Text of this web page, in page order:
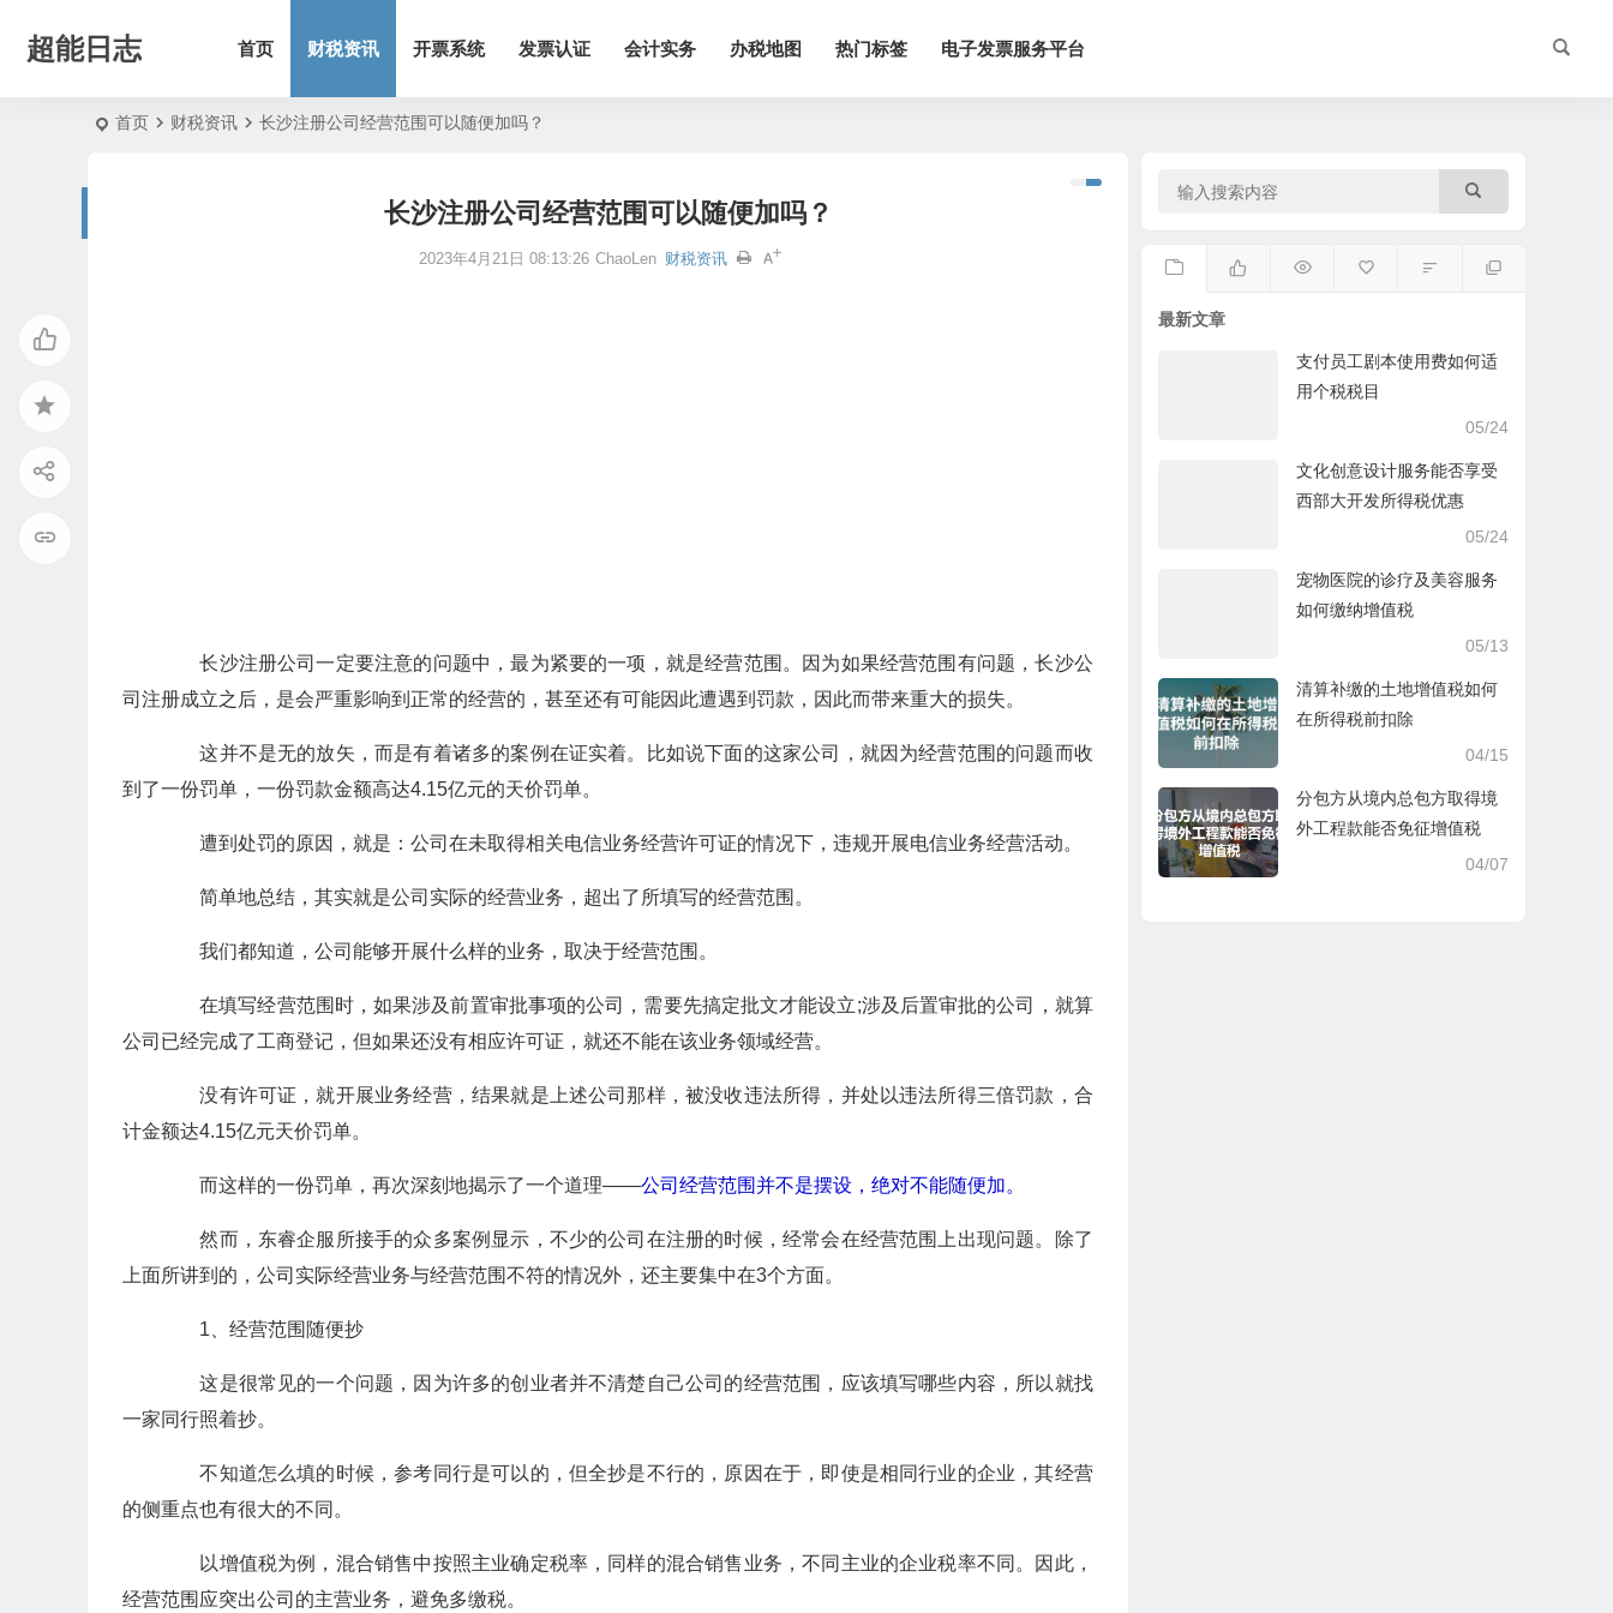
超能日志 首页 财税资讯 开票系统 发票认证 会计实务 办税地图 热门标签 电子发票服务平台
首页 财税资讯 长沙注册公司经营范围可以随便加吗？
长沙注册公司经营范围可以随便加吗？
2023年4月21日 08:13:26 ChaoLen 财税资讯
长沙注册公司一定要注意的问题中，最为紧要的一项，就是经营范围。因为如果经营范围有问题，长沙公
司注册成立之后，是会严重影响到正常的经营的，甚至还有可能因此遭遇到罚款，因此而带来重大的损失。
这并不是无的放矢，而是有着诸多的案例在证实着。比如说下面的这家公司，就因为经营范围的问题而收
到了一份罚单，一份罚款金额高达4.15亿元的天价罚单。
遭到处罚的原因，就是：公司在未取得相关电信业务经营许可证的情况下，违规开展电信业务经营活动。
简单地总结，其实就是公司实际的经营业务，超出了所填写的经营范围。
我们都知道，公司能够开展什么样的业务，取决于经营范围。
在填写经营范围时，如果涉及前置审批事项的公司，需要先搞定批文才能设立;涉及后置审批的公司，就算
公司已经完成了工商登记，但如果还没有相应许可证，就还不能在该业务领域经营。
没有许可证，就开展业务经营，结果就是上述公司那样，被没收违法所得，并处以违法所得三倍罚款，合
计金额达4.15亿元天价罚单。
而这样的一份罚单，再次深刻地揭示了一个道理——公司经营范围并不是摆设，绝对不能随便加。
然而，东睿企服所接手的众多案例显示，不少的公司在注册的时候，经常会在经营范围上出现问题。除了
上面所讲到的，公司实际经营业务与经营范围不符的情况外，还主要集中在3个方面。
1、经营范围随便抄
这是很常见的一个问题，因为许多的创业者并不清楚自己公司的经营范围，应该填写哪些内容，所以就找
一家同行照着抄。
不知道怎么填的时候，参考同行是可以的，但全抄是不行的，原因在于，即使是相同行业的企业，其经营
的侧重点也有很大的不同。
以增值税为例，混合销售中按照主业确定税率，同样的混合销售业务，不同主业的企业税率不同。因此，
经营范围应突出公司的主营业务，避免多缴税。
最新文章
支付员工剧本使用费如何适
用个税税目
05/24
文化创意设计服务能否享受
西部大开发所得税优惠
05/24
宠物医院的诊疗及美容服务
如何缴纳增值税
05/13
清算补缴的土地增值税如何
在所得税前扣除
04/15
分包方从境内总包方取得境
外工程款能否免征增值税
04/07